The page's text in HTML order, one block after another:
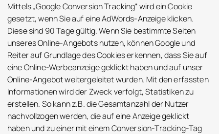
Mittels „Google Conversion Tracking“ wird ein Cookie
gesetzt, wenn Sie auf eine AdWords-Anzeige klicken.
Diese sind 90 Tage gültig. Wenn Sie bestimmte Seiten
unseres Online-Angebots nutzen, können Google und
Reiter auf Grundlage des Cookies erkennen, dass Sie auf
eine Online-Werbeanzeige geklickt haben und auf unser
Online-Angebot weitergeleitet wurden. Mit den erfassten
Informationen wird der Zweck verfolgt, Statistiken zu
erstellen. So kann z.B. die Gesamtanzahl der Nutzer
nachvollzogen werden, die auf eine Anzeige geklickt
haben und zu einer mit einem Conversion-Tracking-Tag